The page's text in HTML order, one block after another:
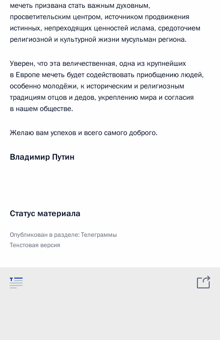
мечеть призвана стать важным духовным,
просветительским центром, источником продвижения
истинных, непреходящих ценностей ислама, средоточием
религиозной и культурной жизни мусульман региона.
Уверен, что эта величественная, одна из крупнейших
в Европе мечеть будет содействовать приобщению людей,
особенно молодёжи, к историческим и религиозным
традициям отцов и дедов, укреплению мира и согласия
в нашем обществе.
Желаю вам успехов и всего самого доброго.
Владимир Путин
Статус материала
Опубликован в разделе:Телеграммы
Текстовая версия